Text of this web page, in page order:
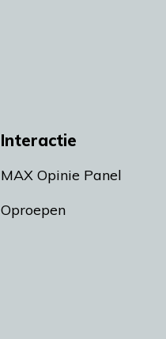
Interactie
MAX Opinie Panel
Oproepen